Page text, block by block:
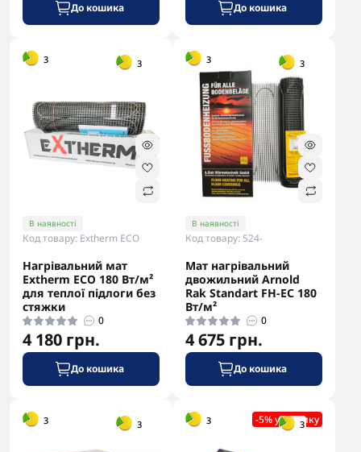
До кошика До кошика
3
-5% в корзині
3
В наявності
Код товару: Extherm ЕСО
Нагрівальний мат
Extherm ЕСО 180 Вт/м²
для теплої підлоги без
стяжки
0
4 180 грн.
До кошика
3
-5% в корзині
3
В наявності
Код товару: 524-
Мат нагрівальний
двожильний Arnold
Rak Standart FH-EС 180
Вт/м²
0
4 675 грн.
До кошика
3
-5% в корзині
3 3
-5% у кошику
3